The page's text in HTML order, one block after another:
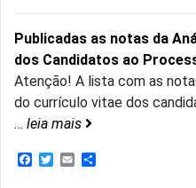
Publicadas as notas da
dos Candidatos ao
Atenção! A lista com as
do currículo vitae dos
… leia mais
Facebook
Twitter
Email